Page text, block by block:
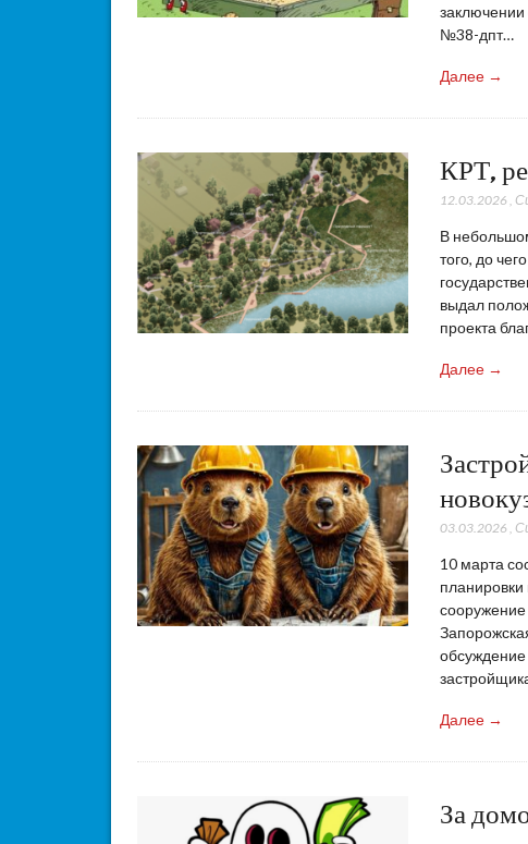
заключении
№38-дпт…
Далее →
КРТ,
12.03.2026
В
того, до
выдал
проекта
Далее →
03.03.2026
10 марта
сооружение
обсуждение
Далее →
За